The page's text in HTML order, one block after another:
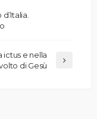
ictus e nella
di Gesù